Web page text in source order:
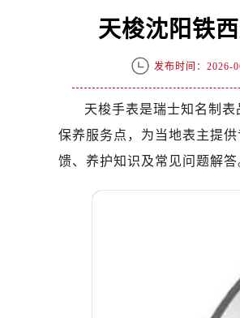
盐城市盐都区
泰州市海陵区
宁波市江北区
金华市金东区
绍兴市越城区
嘉兴市南湖区
济南市历下区
广州市天河区
广州市越秀区
深圳市罗湖区
惠州市惠城区
厦门市思明区
天梭沈阳铁
发布时间：2026-
天梭手表是瑞士知名制
保养服务点，为当地表主提
馈、养护知识及常见问题解答